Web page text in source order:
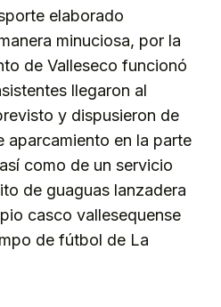
elaborado
minuciosa, por la
de Valleseco funcionó
llegaron al
y dispusieron de
aparcamiento en la parte
como de un servicio
de guaguas lanzadera
casco vallesequense
de fútbol de La